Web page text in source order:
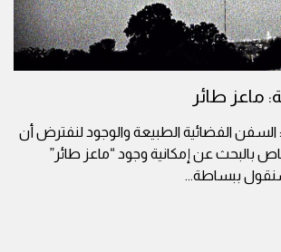
ماعز طائر
الفضائية الطبيعة والوجود لنفترض أن
بالبحث عن إمكانية وجود “ماعز طائر”
ببساطة...